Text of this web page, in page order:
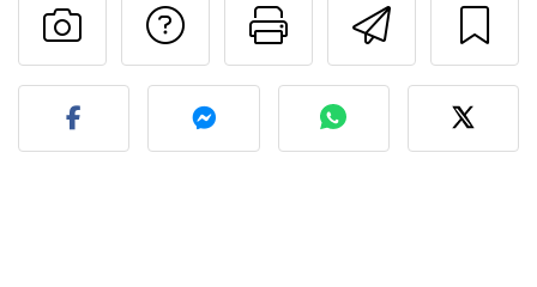
Imprimir
Preguntar al autor
Publicar la foto de esta